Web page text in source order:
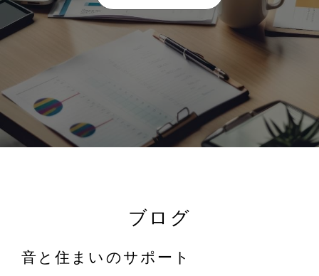
ブログ
音と住まいのサポート